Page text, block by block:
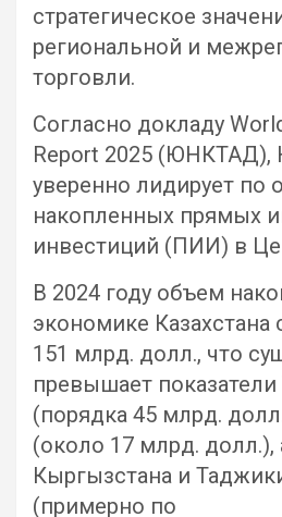
стратегическое
региональной и
торговли.
Согласно докладу
Report 2025 (ЮНКТАД),
уверенно лидирует по
накопленных прямых
инвестиций (ПИИ) в
В 2024 году объем
экономике Казахстана
151 млрд. долл., что
превышает
(порядка 45 млрд.
(около 17 млрд. долл.),
Кыргызстана и
(примерно по